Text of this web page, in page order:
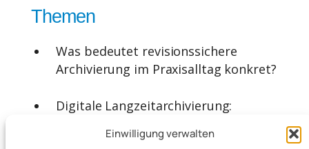
Einwilligung verwalten
Themen
Was bedeutet revisionssichere
Archivierung im Praxisalltag konkret?
Digitale Langzeitarchivierung: